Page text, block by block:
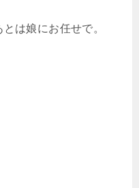
は娘にお任せで。